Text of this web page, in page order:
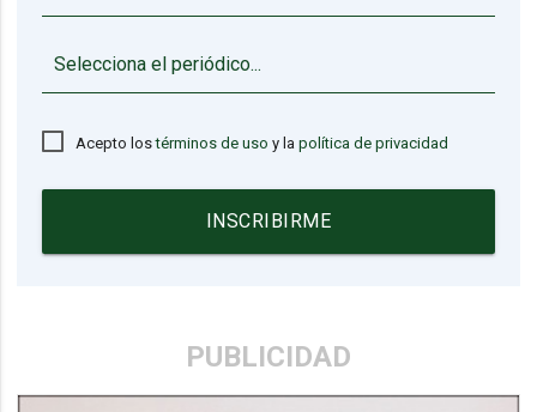
Acepto lostérminos de uso y lapolítica de privacidad
INSCRIBIRME
PUBLICIDAD